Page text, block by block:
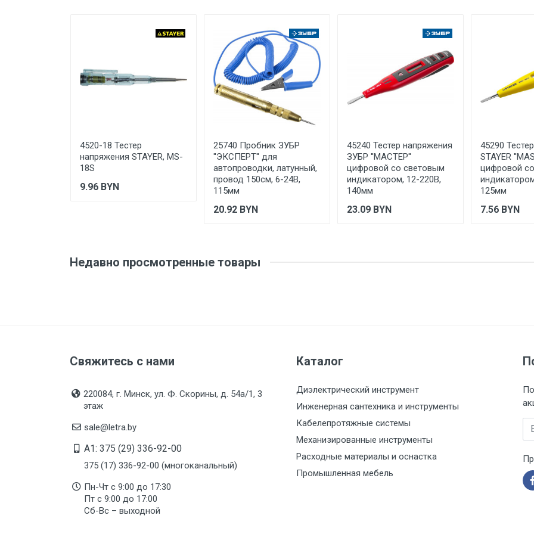
Указан на упаковке / в паспорте товара
Указана на упаковке / в паспорте товара
Срок годности
Указан на упаковке / в паспорте товара
Товар соответствует требованиям технических регламентов
сертификата/декларации соответствия содержатся в
Ваше сообщение
Отправить отзыв
4520-18 Тестер
напряжения STAYER, MS-
18S
9.96 BYN
25740 Пробник ЗУБР
''ЭКСПЕРТ'' для
автопроводки, латунный,
провод 150см, 6-24В,
115мм
20.92 BYN
45240 Тестер напряжения
ЗУБР ''МАСТЕР''
цифровой со световым
индикатором, 12-220В,
140мм
23.09 BYN
45290
STAYER
цифровой
125мм
7.56 BYN
Недавно просмотренные товары
Свяжитесь с нами
220084, г. Минск, ул. Ф. Скорины, д. 54а/1, 3
этаж
sale@letra.by
A1: 375 (29) 336-92-00
375 (17) 336-92-00 (многоканальный)
Пн-Чт с 9:00 до 17:30
Пт с 9:00 до 17:00
Сб-Вс – выходной
Каталог
Диэлектрический инструмент
Инженерная сантехника и инструменты
Кабелепротяжные системы
Механизированные инструменты
Расходные материалы и оснастка
Промышленная мебель